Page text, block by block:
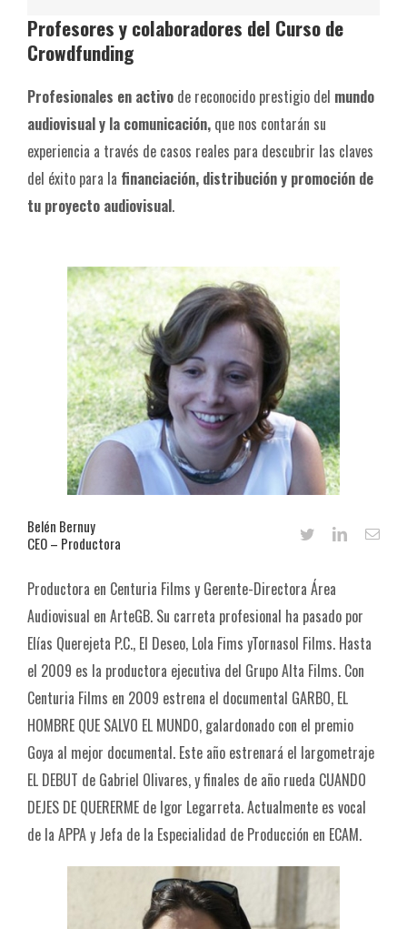
Profesores y colaboradores del Curso de
Crowdfunding
Profesionales en activo de reconocido prestigio del mundo
audiovisual y la comunicación, que nos contarán su
experiencia a través de casos reales para descubrir las claves
del éxito para la financiación, distribución y promoción de
tu proyecto audiovisual.
Belén Bernuy
CEO – Productora
Productora en Centuria Films y Gerente-Directora Área
Audiovisual en ArteGB. Su carreta profesional ha pasado por
Elías Querejeta P.C., El Deseo, Lola Fims yTornasol Films. Hasta
el 2009 es la productora ejecutiva del Grupo Alta Films. Con
Centuria Films en 2009 estrena el documental GARBO, EL
HOMBRE QUE SALVO EL MUNDO, galardonado con el premio
Goya al mejor documental. Este año estrenará el largometraje
EL DEBUT de Gabriel Olivares, y finales de año rueda CUANDO
DEJES DE QUERERME de Igor Legarreta. Actualmente es vocal
de la APPA y Jefa de la Especialidad de Producción en ECAM.